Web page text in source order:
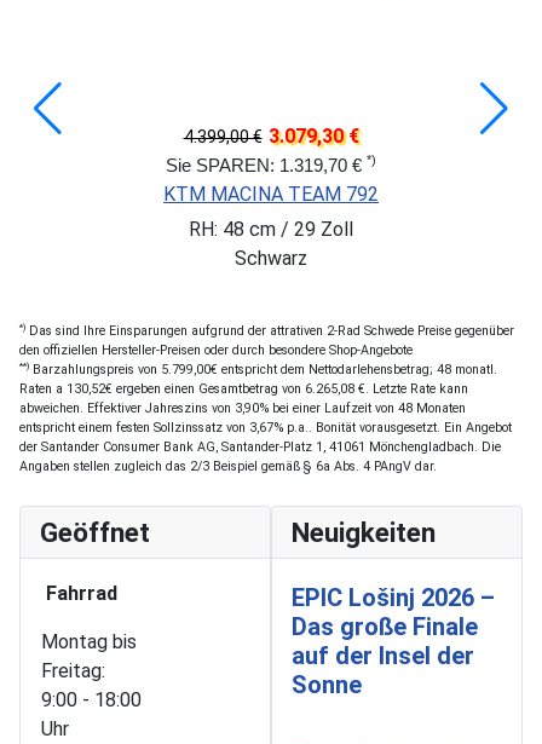
4.399,00 € 3.079,30 €
Sie SPAREN: 1.319,70 € *)
KTM MACINA TEAM 792
RH: 48 cm / 29 Zoll
Schwarz
*) Das sind Ihre Einsparungen aufgrund der attrativen 2-Rad Schwede Preise gegenüber
den offiziellen Hersteller-Preisen oder durch besondere Shop-Angebote
**) Barzahlungspreis von 5.799,00€ entspricht dem Nettodarlehensbetrag; 48 monatl.
Raten a 130,52€ ergeben einen Gesamtbetrag von 6.265,08 €. Letzte Rate kann
abweichen. Effektiver Jahreszins von 3,90% bei einer Laufzeit von 48 Monaten
entspricht einem festen Sollzinssatz von 3,67% p.a.. Bonität vorausgesetzt. Ein Angebot
der Santander Consumer Bank AG, Santander-Platz 1, 41061 Mönchengladbach. Die
Angaben stellen zugleich das 2/3 Beispiel gemäß § 6a Abs. 4 PAngV dar.
Geöffnet
Fahrrad
Montag bis
Freitag:
9:00 - 18:00
Uhr
Neuigkeiten
EPIC Lošinj 2026 –
Das große Finale
auf der Insel der
Sonne